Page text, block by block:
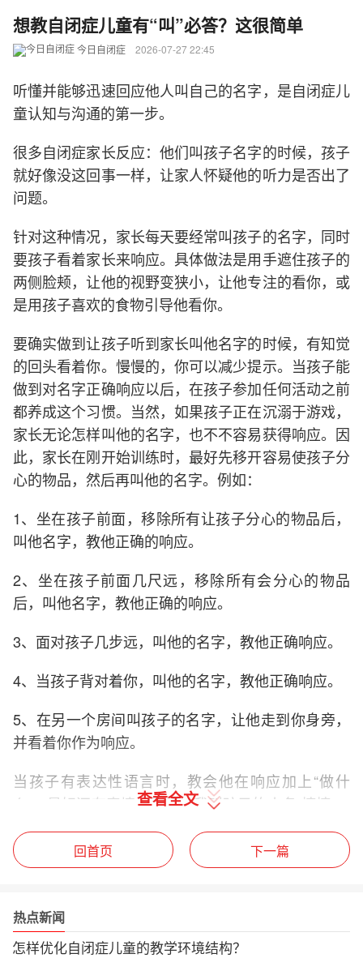
想教自闭症儿童有“叫”必答？这很简单
今日自闭症 2026-07-27 22:45
听懂并能够迅速回应他人叫自己的名字，是自闭症儿
童认知与沟通的第一步。
很多自闭症家长反应：他们叫孩子名字的时候，孩子
就好像没这回事一样，让家人怀疑他的听力是否出了
问题。
针对这种情况，家长每天要经常叫孩子的名字，同时
要孩子看着家长来响应。具体做法是用手遮住孩子的
两侧脸颊，让他的视野变狭小，让他专注的看你，或
是用孩子喜欢的食物引导他看你。
要确实做到让孩子听到家长叫他名字的时候，有知觉
的回头看着你。慢慢的，你可以减少提示。当孩子能
做到对名字正确响应以后，在孩子参加任何活动之前
都养成这个习惯。当然，如果孩子正在沉溺于游戏，
家长无论怎样叫他的名字，也不不容易获得响应。因
此，家长在刚开始训练时，最好先移开容易使孩子分
心的物品，然后再叫他的名字。例如：
1、坐在孩子前面，移除所有让孩子分心的物品后，
叫他名字，教他正确的响应。
2、坐在孩子前面几尺远，移除所有会分心的物品
后，叫他名字，教他正确的响应。
3、面对孩子几步远，叫他的名字，教他正确响应。
4、当孩子背对着你，叫他的名字，教他正确响应。
5、在另一个房间叫孩子的名字，让他走到你身旁，
并看着你作为响应。
当孩子有表达性语言时，教会他在响应加上“做什
么”，最好还有表情。例如，我叫孩子的小名“楠楠”，
家长需要注意的是，除非你准备好做提示/加强的训
字就失去了作为差异刺激的意义，自闭症儿童就没有
学到任何东西。
查看全文
回首页 下一篇
热点新闻
怎样优化自闭症儿童的教学环境结构？